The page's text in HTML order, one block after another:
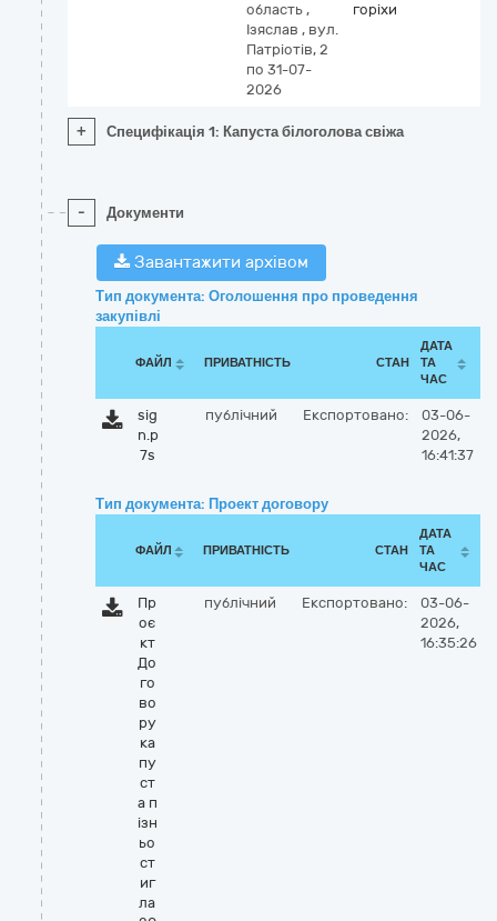
область ,
Ізяслав , вул.
Патріотів, 2
по 31-07-
2026
горіхи
+ Специфікація 1: Капуста білоголова свіжа
- Документи
Завантажити архівом
Тип документа: Оголошення про проведення
закупівлі
ФАЙЛ ПРИВАТНІСТЬ СТАН
ДАТА
ТА
ЧАС
sig
n.p
7s
публічний Експортовано:
03-06-
2026,
16:41:37
Тип документа: Проект договору
ФАЙЛ ПРИВАТНІСТЬ СТАН
ДАТА
ТА
ЧАС
Пр
оє
кт
До
го
во
ру
ка
пу
ст
а п
ізн
ьо
ст
иг
ла
публічний Експортовано:
03-06-
2026,
16:35:26